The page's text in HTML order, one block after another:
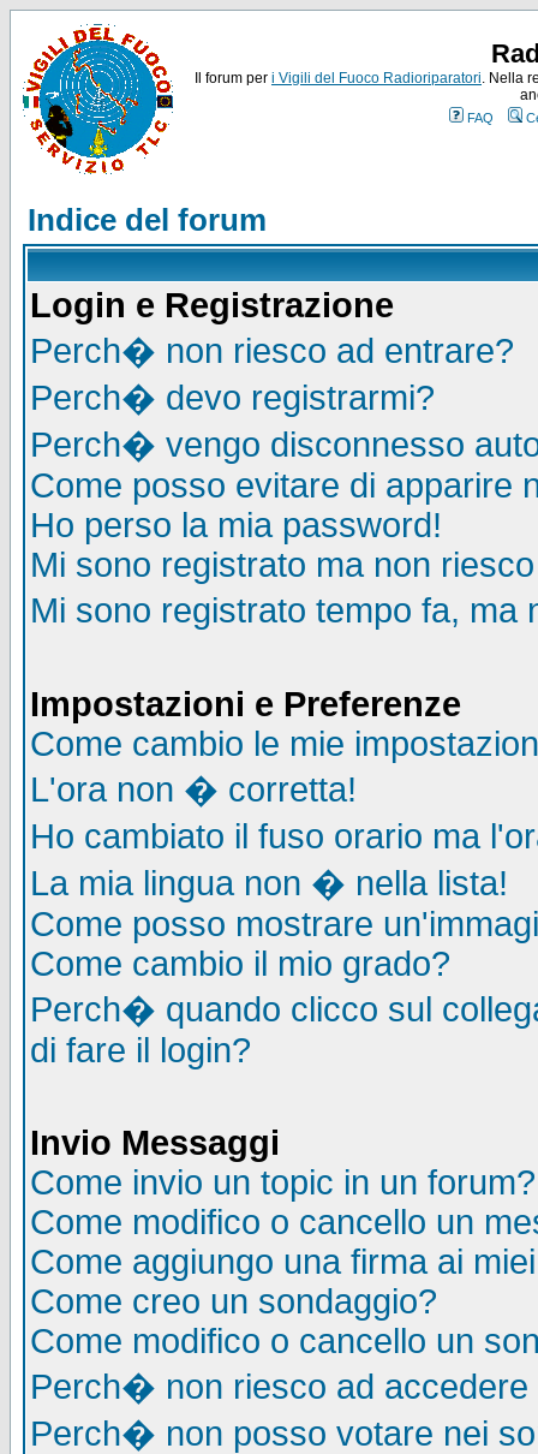
Il forum per i Vigili del Fuoco Radioriparatori. Nella
FAQ
Indice del forum
Login e Registrazione
Perch� non riesco ad entrare?
Perch� devo registrarmi?
Perch� vengo disconnesso
Come posso evitare di apparire
Ho perso la mia password!
Mi sono registrato ma non
Mi sono registrato tempo fa,
Impostazioni e Preferenze
Come cambio le mie
L'ora non � corretta!
Ho cambiato il fuso orario ma
La mia lingua non � nella lista!
Come posso mostrare
Come cambio il mio grado?
Perch� quando clicco sul
di fare il login?
Invio Messaggi
Come invio un topic in un forum?
Come modifico o cancello un
Come aggiungo una firma ai
Come creo un sondaggio?
Come modifico o cancello un
Perch� non riesco ad accedere
Perch� non posso votare nei